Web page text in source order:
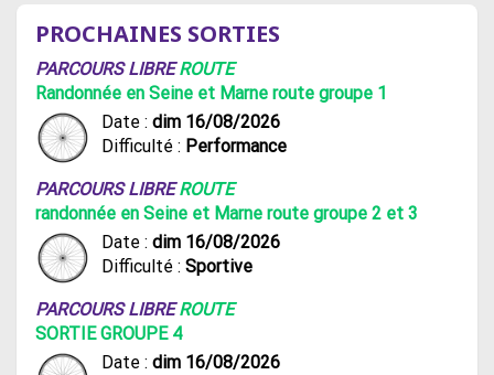
PROCHAINES SORTIES
PARCOURS LIBREROUTE
Randonnée en Seine et Marne route groupe 1
Date : dim 16/08/2026
Difficulté : Performance
PARCOURS LIBREROUTE
randonnée en Seine et Marne route groupe 2 et 3
Date : dim 16/08/2026
Difficulté : Sportive
PARCOURS LIBREROUTE
SORTIE GROUPE 4
Date : dim 16/08/2026